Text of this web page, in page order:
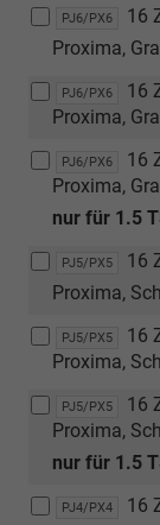
PJ6/PX6
16
Proxima,
PJ6/PX6
16
Proxima,
PJ6/PX6
16
Proxima,
nur für 1.5
PJ5/PX5
16
Proxima,
PJ5/PX5
16
Proxima,
PJ5/PX5
16
Proxima,
nur für 1.5
PJ4/PX4
16